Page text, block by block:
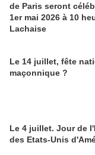
de Paris seront
1er mai 2026 à 10
Lachaise
Le 14 juillet, fête
maçonnique ?
Le 4 juillet. Jour de
des Etats-Unis